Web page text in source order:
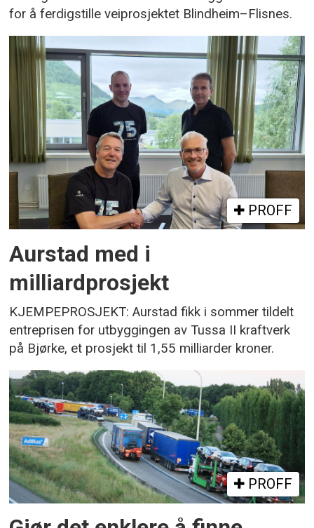
for å ferdigstille veiprosjektet Blindheim–Flisnes.
PROFF
Aurstad med i
milliardprosjekt
KJEMPEPROSJEKT: Aurstad fikk i sommer tildelt
entreprisen for utbyggingen av Tussa II kraftverk
på Bjørke, et prosjekt til 1,55 milliarder kroner.
PROFF